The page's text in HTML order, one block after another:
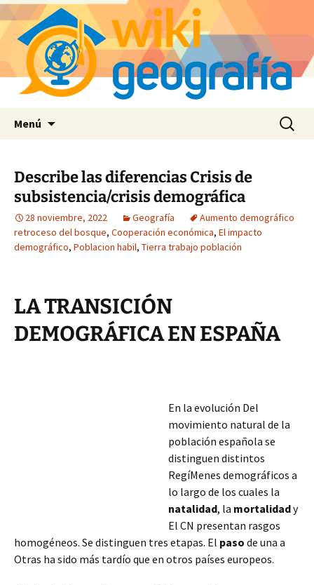
Menú Buscar:
Describe las diferencias Crisis de
subsistencia/crisis demográfica
28 noviembre, 2022 Geografía
Aumento demográfico
retroceso del bosque, Cooperación económica, El impacto
demográfico, Poblacion habil, Tierra trabajo población
LA TRANSICIÓN
DEMOGRÁFICA EN ESPAÑA
En la evolución Del
movimiento natural de la
población española se
distinguen distintos
RegíMenes demográficos a
lo largo de los cuales la
natalidad, la mortalidady
El CN presentan rasgos
homogéneos. Se distinguen tres etapas. El paso de una a
Otras ha sido más tardío que en otros países europeos.